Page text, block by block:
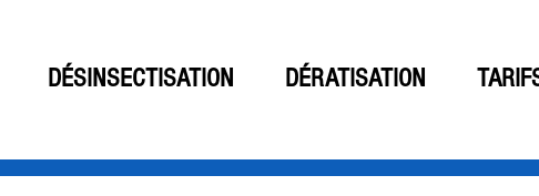
DÉSINSECTISATION DÉRATISATION